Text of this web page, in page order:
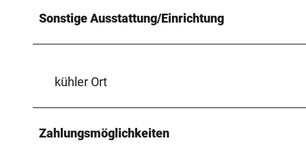
Sonstige Ausstattung/Einrichtung
kühler Ort
Zahlungsmöglichkeiten